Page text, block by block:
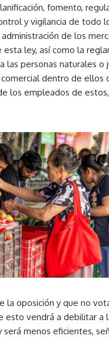
fomento,
y vigilancia de todo
de los
ley, así como la
las personas naturales o
dentro de ellos
los empleados de
la oposición y que no
esto vendrá a debilitar a
será menos eficientes,